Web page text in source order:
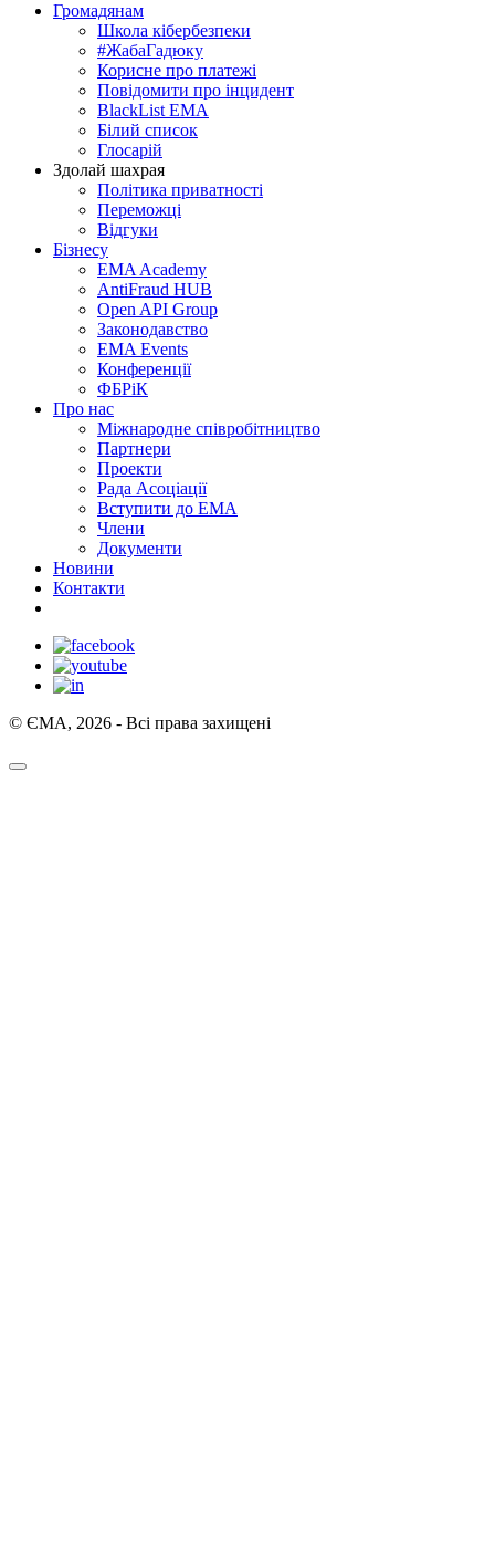
Громадянам
Школа кібербезпеки
#ЖабаГадюку
Корисне про платежі
Повідомити про інцидент
BlackList EMA
Білий список
Глосарій
Здолай шахрая
Політика приватності
Переможцi
Відгуки
Бізнесу
EMA Academy
AntiFraud HUB
Open API Group
Законодавство
EMA Events
Конференції
ФБРіК
Про нас
Міжнародне співробітництво
Партнери
Проекти
Рада Асоціації
Вступити до ЕМА
Члени
Документи
Новини
Контакти
© ЄМА, 2026 - Всі права захищені